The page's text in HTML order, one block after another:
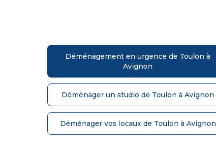
Déménagement en urgence de Toulon à
Avignon
Déménager un studio de Toulon à Avignon
Déménager vos locaux de Toulon à Avignon